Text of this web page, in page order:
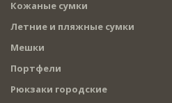
Кожаные сумки
Летние и пляжные сумки
Мешки
Портфели
Рюкзаки городские